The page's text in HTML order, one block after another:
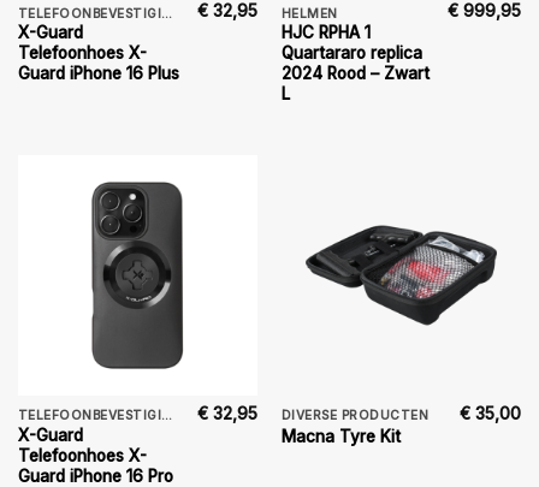
TELEFOONBEVESTIGING
X-Guard
Telefoonhoes X-
Guard iPhone 16 Plus
€ 32,95 HELMEN
HJC RPHA 1
Quartararo replica
2024 Rood – Zwart
L
€ 999,95
TELEFOONBEVESTIGING
X-Guard
Telefoonhoes X-
Guard iPhone 16 Pro
€ 32,95 DIVERSE PRODUCTEN
Macna Tyre Kit
€ 35,00